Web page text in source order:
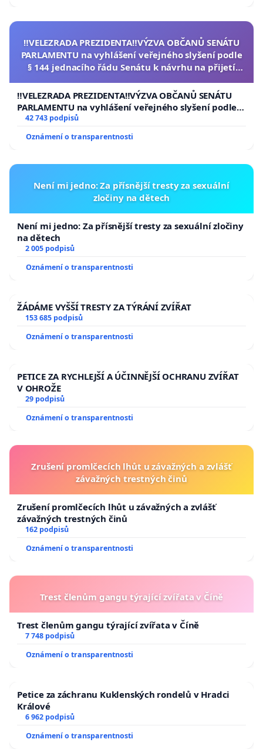
‼️VELEZRADA PREZIDENTA‼️VÝZVA OBČANŮ SENÁTU
PARLAMENTU na vyhlášení veřejného slyšení podle
§ 144 jednacího řádu Senátu k návrhu na přijetí
republiky
‼️VELEZRADA PREZIDENTA‼️VÝZVA OBČANŮ SENÁTU
PARLAMENTU na vyhlášení veřejného slyšení podle §
144 jednacího řádu Senátu k návrhu na přijetí
usnesení k podání ústavní žaloby na prezidenta
republiky
42 743 podpisů
Oznámení o transparentnosti
Není mi jedno: Za přísnější tresty za sexuální
zločiny na dětech
Není mi jedno: Za přísnější tresty za sexuální zločiny
na dětech
2 005 podpisů
Oznámení o transparentnosti
ŽÁDÁME VYŠŠÍ TRESTY ZA TÝRÁNÍ ZVÍŘAT
153 685 podpisů
Oznámení o transparentnosti
PETICE ZA RYCHLEJŠÍ A ÚČINNĚJŠÍ OCHRANU ZVÍŘAT
V OHROŽE
29 podpisů
Oznámení o transparentnosti
Zrušení promlčecích lhůt u závažných a zvlášť
závažných trestných činů
Zrušení promlčecích lhůt u závažných a zvlášť
závažných trestných činů
162 podpisů
Oznámení o transparentnosti
Trest členům gangu týrající zvířata v Číně
Trest členům gangu týrající zvířata v Číně
7 748 podpisů
Oznámení o transparentnosti
Petice za záchranu Kuklenských rondelů v Hradci
Králové
6 962 podpisů
Oznámení o transparentnosti